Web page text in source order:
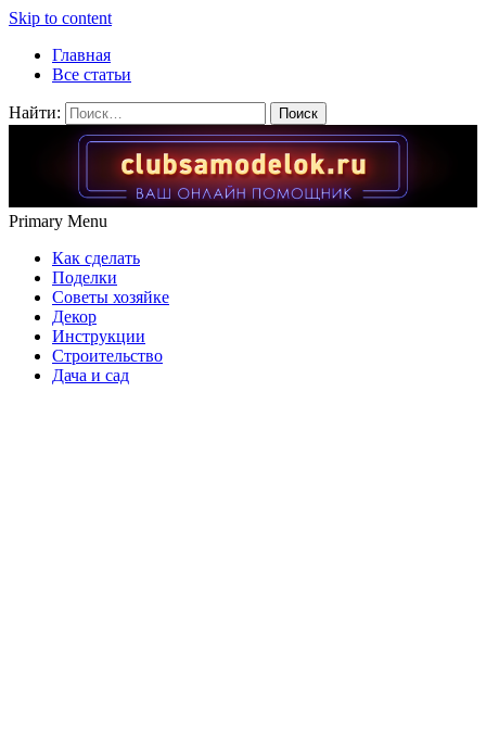
Skip to content
Главная
Все статьи
Найти:
Primary Menu
Как сделать
Поделки
Советы хозяйке
Декор
Инструкции
Строительство
Дача и сад